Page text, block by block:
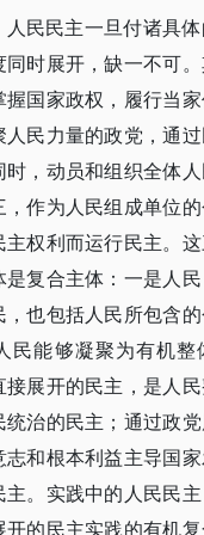
人民民主一旦付诸具
时展开，缺一不可
国家政权，履行当家
民力量的政党，通
，动员和组织全体
作为人民组成单位
权利而运行民主。
复合主体：一是人
也包括人民所包含的
民能够凝聚为有机整
展开的民主，是人
治的民主；通过政党
和根本利益主导国
。实践中的人民民
的民主实践的有机